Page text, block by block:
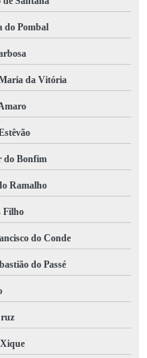
Antônio de Jesus
vida Lauro de Freitas
Brumado
Carinhanha
Camamu
Arembepe
do Pombal
da Vitória
do Bonfim
Ramalho
Filho
do Conde
do Passé